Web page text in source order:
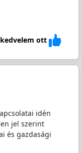
ott
idén
jel szerint
és gazdasági